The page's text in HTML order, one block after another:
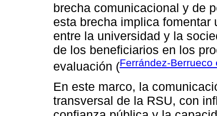
brecha comunicacional y de
esta brecha implica
entre la universidad y la
de los beneficiarios en los
evaluación (Ferrández-Berrueco
En este marco, la
transversal de la RSU, con